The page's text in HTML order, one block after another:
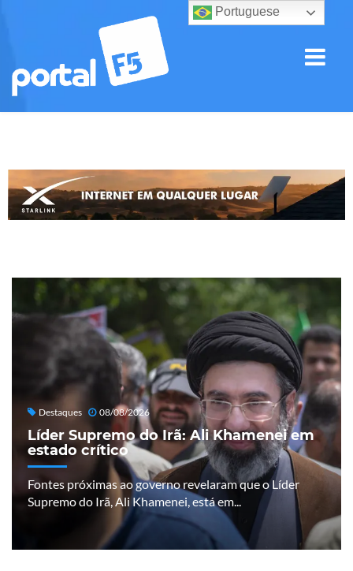
Destaques 08/08/2026
Líder Supremo do Irã: Ali Khamenei em
estado crítico
Fontes próximas ao governo revelaram que o Líder
Supremo do Irã, Ali Khamenei, está em...
Portuguese